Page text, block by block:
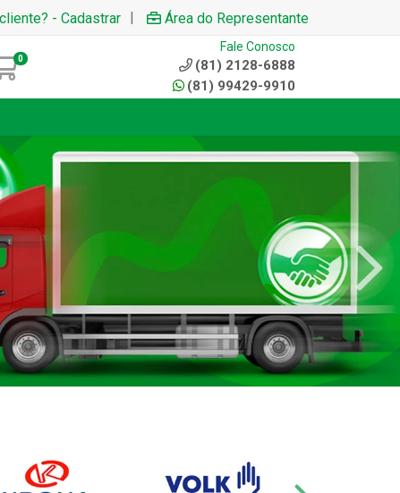
- Cadastrar | Área do Representante
0
Fale Conosco
(81) 2128-6888
(81) 99429-9910